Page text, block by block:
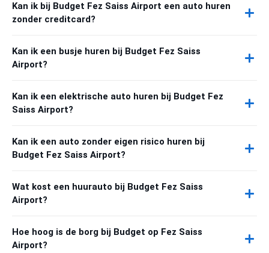
Kan ik bij Budget Fez Saiss Airport een auto huren
zonder creditcard?
Kan ik een busje huren bij Budget Fez Saiss
Airport?
Kan ik een elektrische auto huren bij Budget Fez
Saiss Airport?
Kan ik een auto zonder eigen risico huren bij
Budget Fez Saiss Airport?
Wat kost een huurauto bij Budget Fez Saiss
Airport?
Hoe hoog is de borg bij Budget op Fez Saiss
Airport?